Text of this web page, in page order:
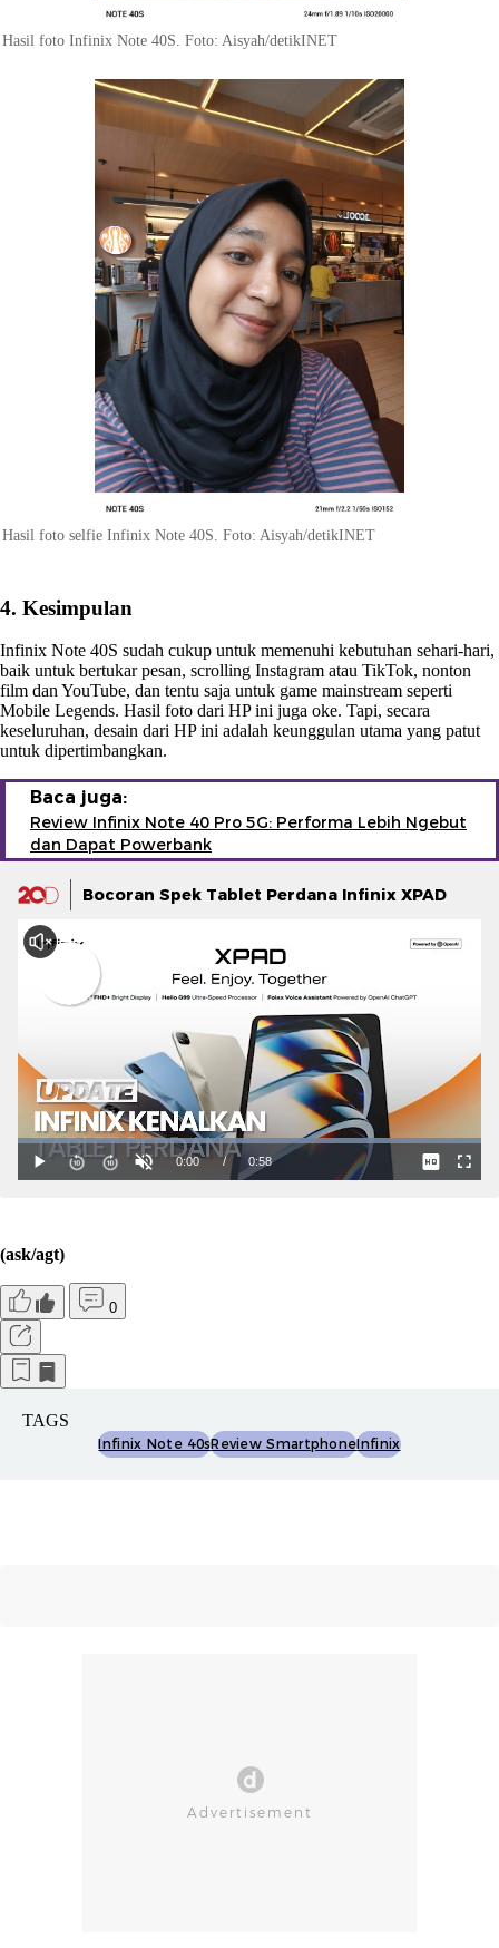
Hasil foto Infinix Note 40S. Foto: Aisyah/detikINET
Hasil foto selfie Infinix Note 40S. Foto: Aisyah/detikINET
4. Kesimpulan
Infinix Note 40S sudah cukup untuk memenuhi kebutuhan sehari-hari,
baik untuk bertukar pesan, scrolling Instagram atau TikTok, nonton
film dan YouTube, dan tentu saja untuk game mainstream seperti
Mobile Legends. Hasil foto dari HP ini juga oke. Tapi, secara
keseluruhan, desain dari HP ini adalah keunggulan utama yang patut
untuk dipertimbangkan.
Baca juga:
Review Infinix Note 40 Pro 5G: Performa Lebih Ngebut
dan Dapat Powerbank
Bocoran Spek Tablet Perdana Infinix XPAD
(ask/agt)
0
TAGS
Infinix Note 40sReview SmartphoneInfinix